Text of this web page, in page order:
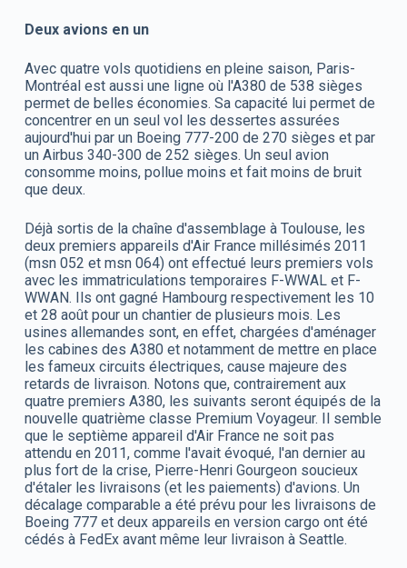
Deux avions en un
Avec quatre vols quotidiens en pleine saison, Paris-
Montréal est aussi une ligne où l'A380 de 538 sièges
permet de belles économies. Sa capacité lui permet de
concentrer en un seul vol les dessertes assurées
aujourd'hui par un Boeing 777-200 de 270 sièges et par
un Airbus 340-300 de 252 sièges. Un seul avion
consomme moins, pollue moins et fait moins de bruit
que deux.
Déjà sortis de la chaîne d'assemblage à Toulouse, les
deux premiers appareils d'Air France millésimés 2011
(msn 052 et msn 064) ont effectué leurs premiers vols
avec les immatriculations temporaires F-WWAL et F-
WWAN. Ils ont gagné Hambourg respectivement les 10
et 28 août pour un chantier de plusieurs mois. Les
usines allemandes sont, en effet, chargées d'aménager
les cabines des A380 et notamment de mettre en place
les fameux circuits électriques, cause majeure des
retards de livraison. Notons que, contrairement aux
quatre premiers A380, les suivants seront équipés de la
nouvelle quatrième classe Premium Voyageur. Il semble
que le septième appareil d'Air France ne soit pas
attendu en 2011, comme l'avait évoqué, l'an dernier au
plus fort de la crise, Pierre-Henri Gourgeon soucieux
d'étaler les livraisons (et les paiements) d'avions. Un
décalage comparable a été prévu pour les livraisons de
Boeing 777 et deux appareils en version cargo ont été
cédés à FedEx avant même leur livraison à Seattle.